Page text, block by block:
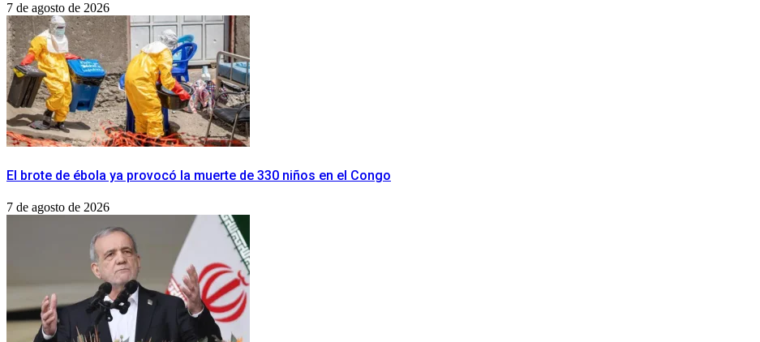
7 de agosto de 2026
El brote de ébola ya provocó la muerte de 330 niños en el Congo
7 de agosto de 2026